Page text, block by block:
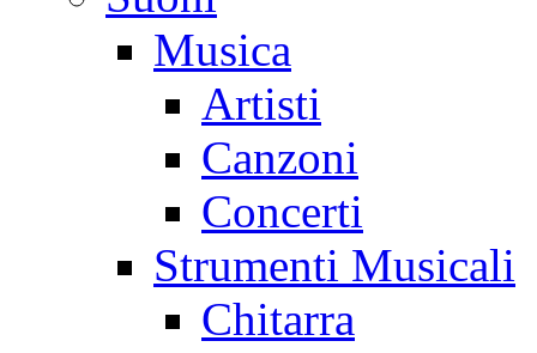
Musica
Artisti
Canzoni
Concerti
Strumenti Musicali
Chitarra